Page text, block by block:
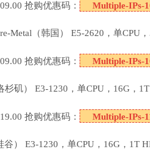
抢购优惠码： Multiple-IPs-
Metal（韩国） E5-2620，单CPU
抢购优惠码： Multiple-IPs-
杉矶） E3-1230，单CPU，16G，
抢购优惠码： Multiple-IPs-
谷） E3-1230，单CPU，16G，1T